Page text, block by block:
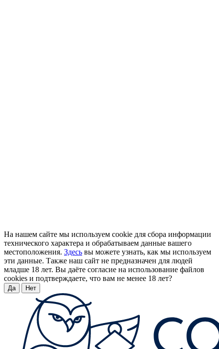
На нашем сайте мы используем cookie для сбора информации
технического характера и обрабатываем данные вашего
местоположения. Здесь вы можете узнать, как мы используем
эти данные. Также наш сайт не предназначен для людей
младше 18 лет. Вы даёте согласие на использование файлов
cookies и подтверждаете, что вам не менее 18 лет?
Да Нет